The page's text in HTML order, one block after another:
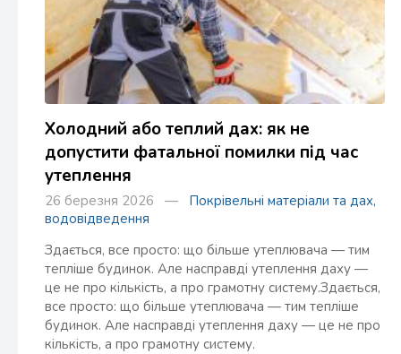
Холодний або теплий дах: як не
допустити фатальної помилки під час
утеплення
26 березня 2026 — Покрівельні матеріали та дах,
водовідведення
Здається, все просто: що більше утеплювача — тим
тепліше будинок. Але насправді утеплення даху —
це не про кількість, а про грамотну систему.Здається,
все просто: що більше утеплювача — тим тепліше
будинок. Але насправді утеплення даху — це не про
кількість, а про грамотну систему.